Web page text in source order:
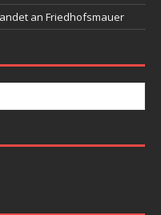
an Friedhofsmauer